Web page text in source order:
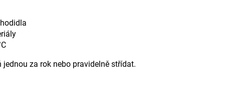
za rok nebo pravidelně střídat.